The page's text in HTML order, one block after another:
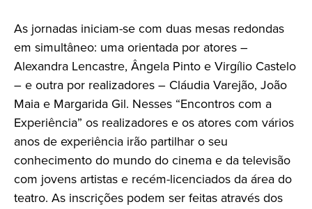
As jornadas iniciam-se com duas mesas redondas
em simultâneo: uma orientada por atores –
Alexandra Lencastre, Ângela Pinto e Virgílio Castelo
– e outra por realizadores – Cláudia Varejão, João
Maia e Margarida Gil. Nesses “Encontros com a
Experiência” os realizadores e os atores com vários
anos de experiência irão partilhar o seu
conhecimento do mundo do cinema e da televisão
com jovens artistas e recém-licenciados da área do
teatro. As inscrições podem ser feitas através dos